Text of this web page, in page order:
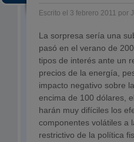
Escrito el 3 febrero 2011 por
La sorpresa sería una
pasó en el verano de
tipos de interés ante un
precios de la energía,
impacto negativo sobre
encima de 100 dólares,
harán muy difíciles los
componentes volátiles a
restrictivo de la política